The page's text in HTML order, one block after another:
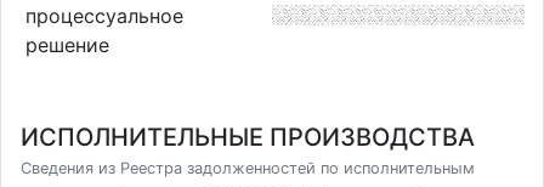
процессуальное
решение
ИСПОЛНИТЕЛЬНЫЕ ПРОИЗВОДСТВА
Сведения из Реестра задолженностей по исполнительным